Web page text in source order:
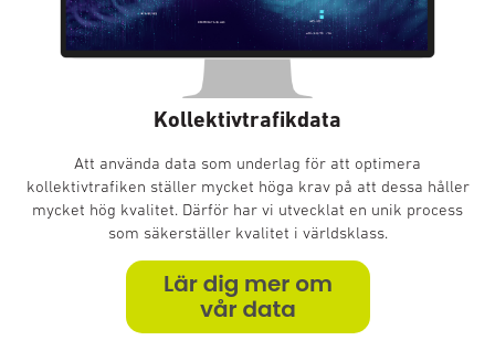
Kollektivtrafikdata
Att använda data som underlag för att optimera
kollektivtrafiken ställer mycket höga krav på att dessa håller
mycket hög kvalitet. Därför har vi utvecklat en unik process
som säkerställer kvalitet i världsklass.